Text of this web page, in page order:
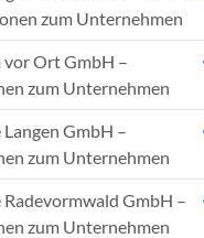
zum Unternehmen
Ort GmbH –
zum Unternehmen
GmbH –
zum Unternehmen
GmbH –
zum Unternehmen